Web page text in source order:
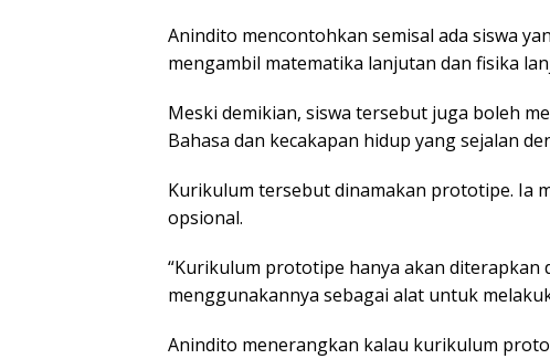
Anindito mencontohkan semisal ada siswa
mengambil matematika lanjutan dan fisika
Meski demikian, siswa tersebut juga boleh
Bahasa dan kecakapan hidup yang sejalan
Kurikulum tersebut dinamakan prototipe. Ia
opsional.
“Kurikulum prototipe hanya akan
menggunakannya sebagai alat untuk
Anindito menerangkan kalau kurikulum